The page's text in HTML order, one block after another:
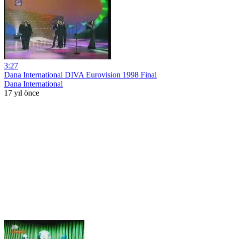
3:27
Dana International DIVA Eurovision 1998 Final
Dana International
17 yıl önce